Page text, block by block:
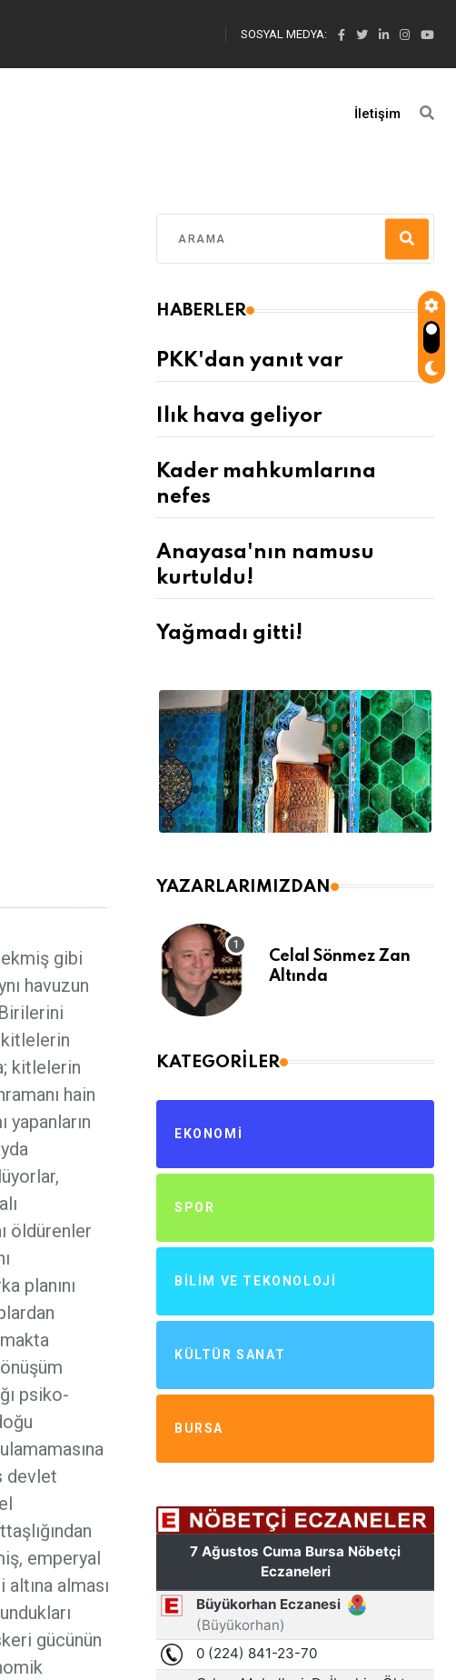
SOSYAL MEDYA:
İletişim
gibi
havuzun
kitlelerin
kitlelerin
hain
öldürenler
planını
psiko-
devlet
emperyal
alması
gücünün
HABERLER
PKK'dan yanıt var
Ilık hava geliyor
Kader mahkumlarına
nefes
Anayasa'nın namusu
kurtuldu!
Yağmadı gitti!
YAZARLARIMIZDAN
Celal Sönmez Zan
Altında
KATEGORILER
EKONOMI
SPOR
BILIM VE TEKONOLOJI
KÜLTÜR SANAT
BURSA